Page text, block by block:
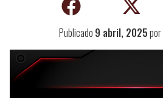
Publicado 9 abril, 2025por